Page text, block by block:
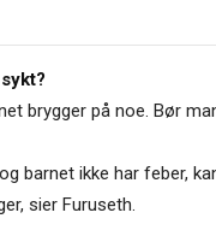
brygger på noe. Bør
barnet ikke har feber,
sier Furuseth.